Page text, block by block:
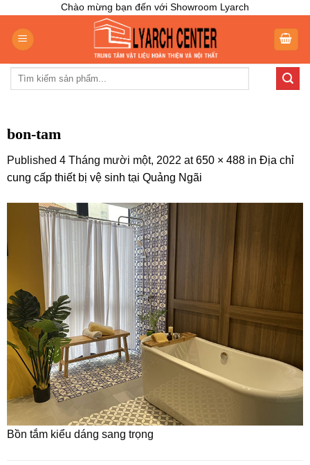
content
Chào mừng bạn đến với Showroom Lyarch
Tìm
bon-tam
Published 4 Tháng mười một, 2022 at650 × 488 in Địa chỉ
cung cấp thiết bị vệ sinh tại Quảng Ngãi
Bồn tắm kiểu dáng sang trọng